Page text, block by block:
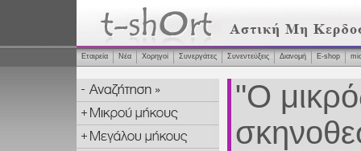
Εταιρεία Νέα Χορηγοί Συνεργάτες Συνεντεύξεις Διανομή Ε-shop
"Ο